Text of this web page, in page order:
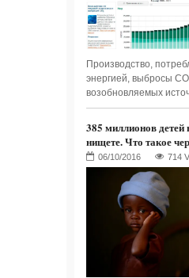
Производство,
энергией, выбросы
возобновляемых
385 миллионов детей
нищете. Что такое
714